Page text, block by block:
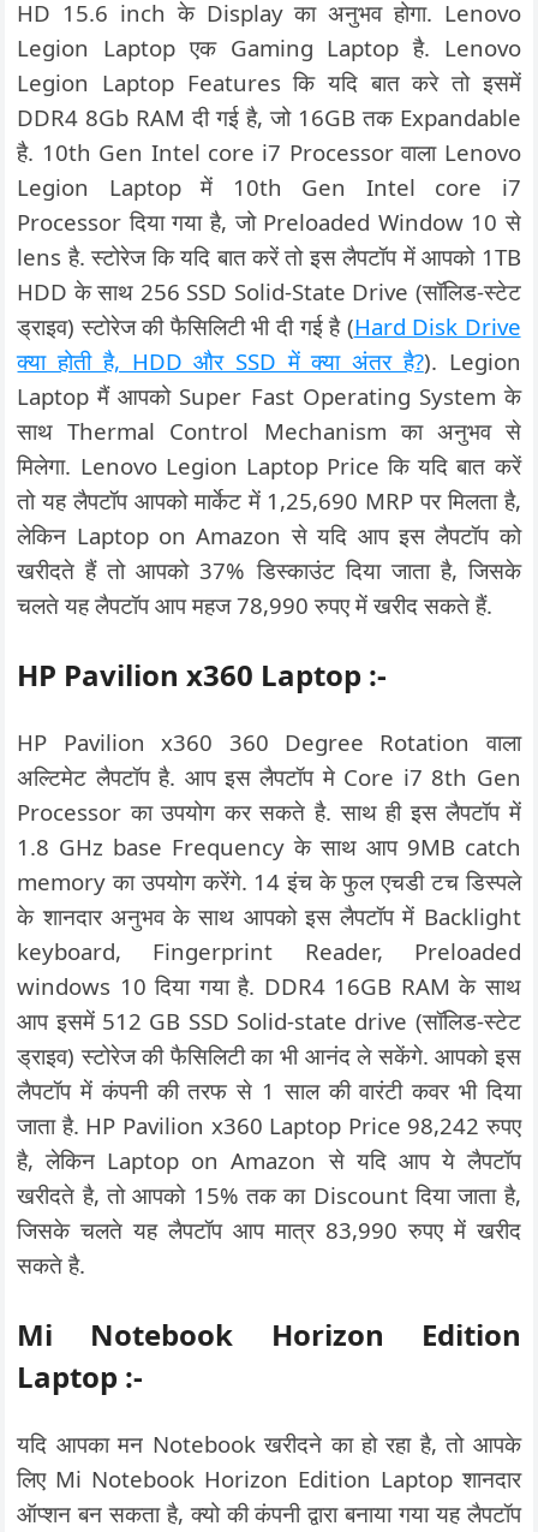
HD 15.6 inch के Display का अनुभव होगा. Lenovo
Legion Laptop एक Gaming Laptop है. Lenovo
Legion Laptop Features कि यदि बात करे तो इसमें
DDR4 8Gb RAM दी गई है, जो 16GB तक Expandable
है. 10th Gen Intel core i7 Processor वाला Lenovo
Legion Laptop में 10th Gen Intel core i7
Processor दिया गया है, जो Preloaded Window 10 से
lens है. स्टोरेज कि यदि बात करें तो इस लैपटॉप में आपको 1TB
HDD के साथ 256 SSD Solid-State Drive (सॉलिड-स्टेट
ड्राइव) स्टोरेज की फैसिलिटी भी दी गई है (Hard Disk Drive
क्या होती है, HDD और SSD में क्या अंतर है?). Legion
Laptop मैं आपको Super Fast Operating System के
साथ Thermal Control Mechanism का अनुभव से
मिलेगा. Lenovo Legion Laptop Price कि यदि बात करें
तो यह लैपटॉप आपको मार्केट में 1,25,690 MRP पर मिलता है,
लेकिन Laptop on Amazon से यदि आप इस लैपटॉप को
खरीदते हैं तो आपको 37% डिस्काउंट दिया जाता है, जिसके
चलते यह लैपटॉप आप महज 78,990 रुपए में खरीद सकते हैं.
HP Pavilion x360 Laptop :-
HP Pavilion x360 360 Degree Rotation वाला
अल्टिमेट लैपटॉप है. आप इस लैपटॉप मे Core i7 8th Gen
Processor का उपयोग कर सकते है. साथ ही इस लैपटॉप में
1.8 GHz base Frequency के साथ आप 9MB catch
memory का उपयोग करेंगे. 14 इंच के फुल एचडी टच डिस्पले
के शानदार अनुभव के साथ आपको इस लैपटॉप में Backlight
keyboard, Fingerprint Reader, Preloaded
windows 10 दिया गया है. DDR4 16GB RAM के साथ
आप इसमें 512 GB SSD Solid-state drive (सॉलिड-स्टेट
ड्राइव) स्टोरेज की फैसिलिटी का भी आनंद ले सकेंगे. आपको इस
लैपटॉप में कंपनी की तरफ से 1 साल की वारंटी कवर भी दिया
जाता है. HP Pavilion x360 Laptop Price 98,242 रुपए
है, लेकिन Laptop on Amazon से यदि आप ये लैपटॉप
खरीदते है, तो आपको 15% तक का Discount दिया जाता है,
जिसके चलते यह लैपटॉप आप मात्र 83,990 रुपए में खरीद
सकते है.
Mi Notebook Horizon Edition
Laptop :-
यदि आपका मन Notebook खरीदने का हो रहा है, तो आपके
लिए Mi Notebook Horizon Edition Laptop शानदार
ऑप्शन बन सकता है, क्यो की कंपनी द्वारा बनाया गया यह लैपटॉप